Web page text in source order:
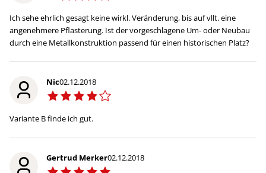
Ich sehe ehrlich gesagt keine wirkl. Veränderung, bis auf vllt. eine
angenehmere Pflasterung. Ist der vorgeschlagene Um- oder Neubau
durch eine Metallkonstruktion passend für einen historischen Platz?
Nic02.12.2018
Variante B finde ich gut.
Gertrud Merker02.12.2018